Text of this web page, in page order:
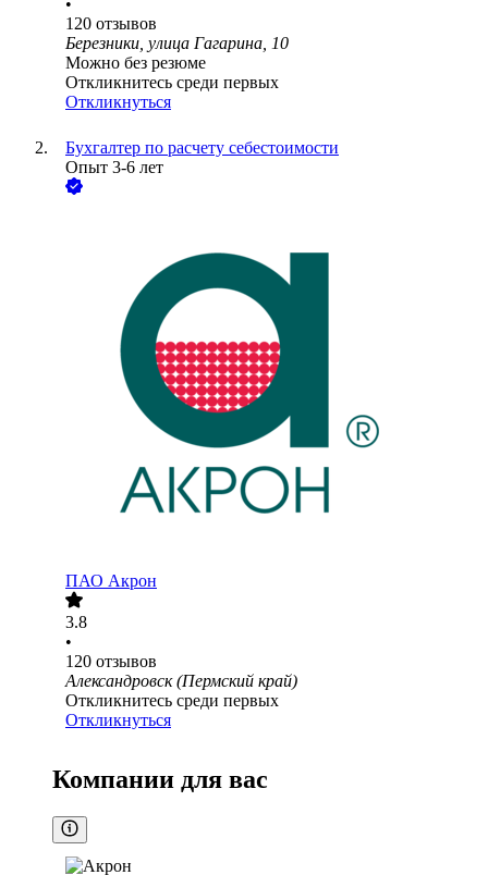
•
120 отзывов
Березники, улица Гагарина, 10
Можно без резюме
Откликнитесь среди первых
Откликнуться
Бухгалтер по расчету себестоимости
Опыт 3-6 лет
ПАО Акрон
3.8
•
120 отзывов
Александровск (Пермский край)
Откликнитесь среди первых
Откликнуться
Компании для вас